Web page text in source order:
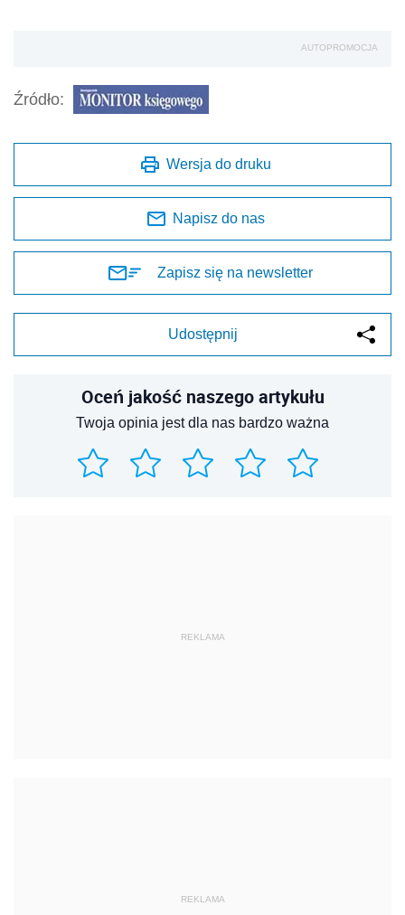
AUTOPROMOCJA
Źródło:
Wersja do druku
Napisz do nas
Zapisz się na newsletter
Udostępnij
Oceń jakość naszego artykułu
Twoja opinia jest dla nas bardzo ważna
REKLAMA
REKLAMA